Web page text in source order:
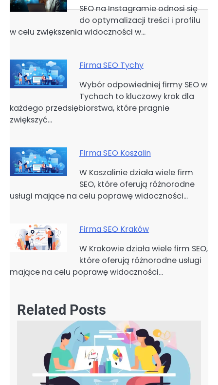
SEO na Instagramie odnosi się
do optymalizacji treści i profilu
w celu zwiększenia widoczności w…
Firma SEO Tychy
Wybór odpowiedniej firmy SEO w
Tychach to kluczowy krok dla
każdego przedsiębiorstwa, które pragnie
zwiększyć…
Firma SEO Koszalin
W Koszalinie działa wiele firm
SEO, które oferują różnorodne
usługi mające na celu poprawę widoczności…
Firma SEO Kraków
W Krakowie działa wiele firm SEO,
które oferują różnorodne usługi
mające na celu poprawę widoczności…
Related Posts